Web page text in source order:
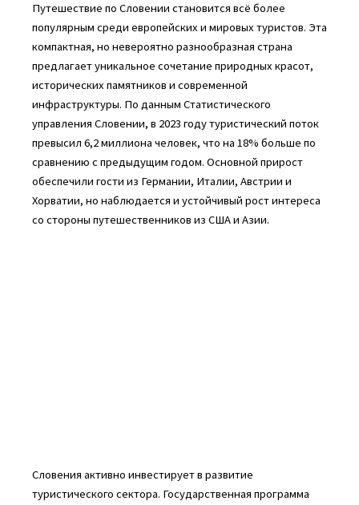
Путешествие по Словении становится всё более
популярным среди европейских и мировых туристов. Эта
компактная, но невероятно разнообразная страна
предлагает уникальное сочетание природных красот,
исторических памятников и современной
инфраструктуры. По данным Статистического
управления Словении, в 2023 году туристический поток
превысил 6,2 миллиона человек, что на 18% больше по
сравнению с предыдущим годом. Основной прирост
обеспечили гости из Германии, Италии, Австрии и
Хорватии, но наблюдается и устойчивый рост интереса
со стороны путешественников из США и Азии.
Словения активно инвестирует в развитие
туристического сектора. Государственная программа